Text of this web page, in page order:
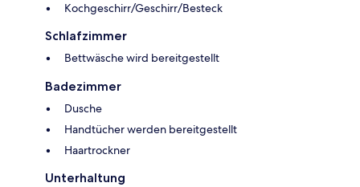
Kochgeschirr/Geschirr/Besteck
Schlafzimmer
Bettwäsche wird bereitgestellt
Badezimmer
Dusche
Handtücher werden bereitgestellt
Haartrockner
Unterhaltung